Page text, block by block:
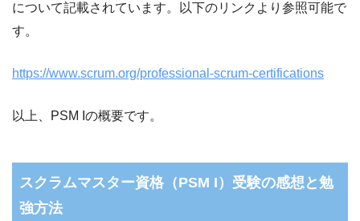
について記載されています。以下のリンクより参照可能で
す。
https://www.scrum.org/professional-scrum-certifications
以上、PSM Iの概要です。
スクラムマスター資格（PSM I）受験の感想と勉
強方法